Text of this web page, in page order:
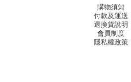
購物須知
付款及運送
退換貨說明
會員制度
隱私權政策